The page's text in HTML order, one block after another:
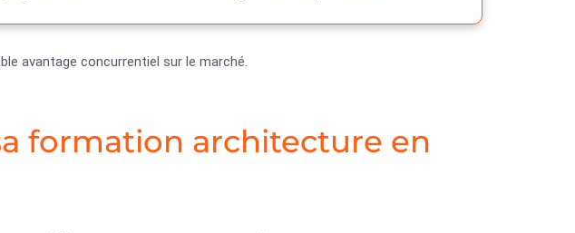
avantage concurrentiel sur le marché.
formation architecture en